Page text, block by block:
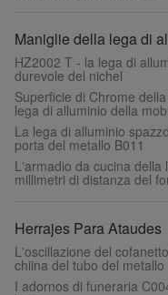
Maniglie della lega di
HZ2002 T - la lega di
durevole del nichel
Superficie di Chrome
lega di alluminio della
La lega di alluminio
porta del metallo B011
L'armadio da cucina
millimetri di distanza del
Herrajes Para Ataudes
L'oscillazione del
chiina del tubo del metallo
I adornos di funeraria